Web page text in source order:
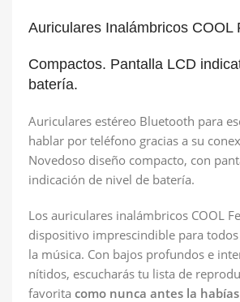
Auriculares Inalámbricos COOL
Compactos. Pantalla LCD
batería.
Auriculares estéreo Bluetooth para
hablar por teléfono gracias a su
Novedoso diseño compacto, con
indicación de nivel de batería.
Los auriculares inalámbricos COOL
dispositivo imprescindible para
la música. Con bajos profundos e
nítidos, escucharás tu lista de
favorita como nunca antes la